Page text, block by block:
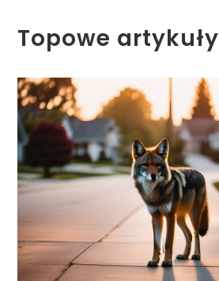
Topowe artykuły